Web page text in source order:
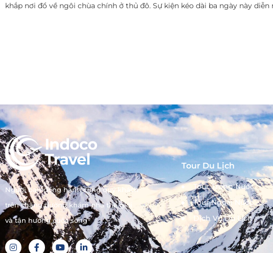
khắp nơi đổ về ngôi chùa chính ở thủ đô. Sự kiện kéo dài ba ngày này diễn
Người bạn đồng hành cùng quý khách
trên chặng đường khám phá thế giới
và tận hưởng cuộc sống
Tour Du Lịch
Tour Trong Nước
Tour Ngoài Nước
Dịch Vụ Du Lịch